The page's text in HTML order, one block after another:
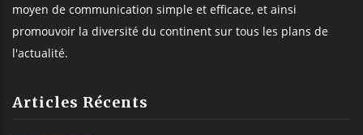
moyen de communication simple et efficace, et ainsi
promouvoir la diversité du continent sur tous les plans de
l'actualité.
Articles Récents